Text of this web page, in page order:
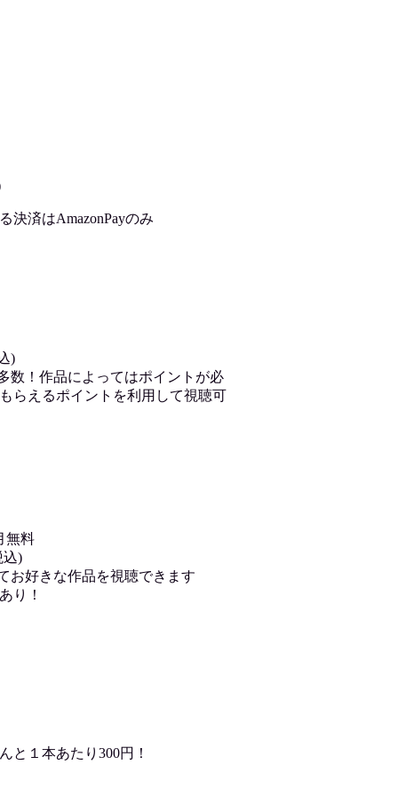
決済はAmazonPayのみ
)
！作品によってはポイントが必
らえるポイントを利用して視聴可
無料
込)
お好きな作品を視聴できます
り！
と１本あたり300円！